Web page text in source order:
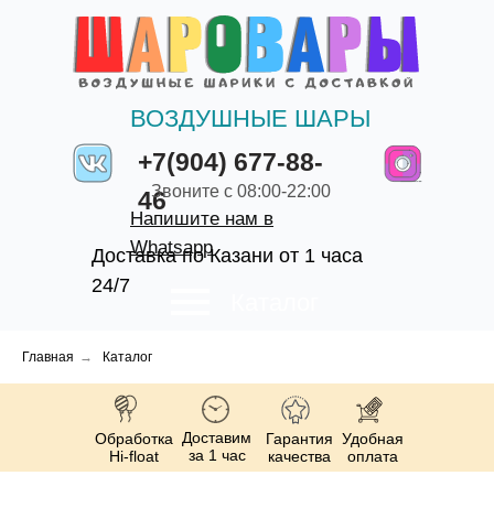
+7(904) 677-88-
46
ВОЗДУШНЫЕ ШАРЫ
Доставка по Казани от 1 часа
24/7
Звоните с 08:00-22:00
Напишите нам в
Whatsapp
Главная → Каталог
Обработка
Hi-float
Доставим
за 1 час
Гарантия
качества
Удобная
оплата